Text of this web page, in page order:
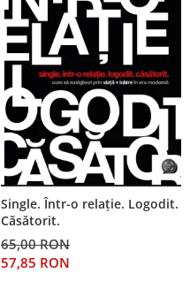
Single. Într-o relație. Logodit.
Căsătorit.
65,00 RON
57,85 RON